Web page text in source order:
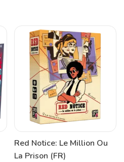
Red Notice: Le Million Ou
La Prison (FR)